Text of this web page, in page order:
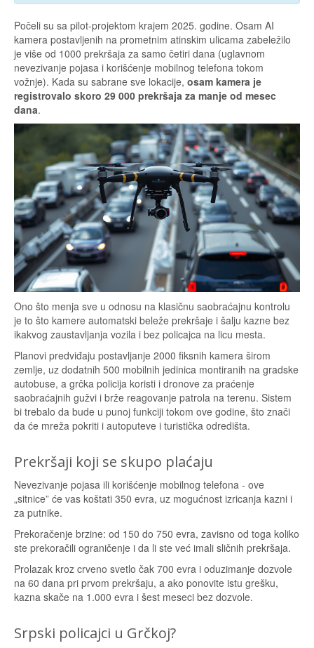
Počeli su sa pilot-projektom krajem 2025. godine. Osam AI
kamera postavljenih na prometnim atinskim ulicama zabeležilo
je više od 1000 prekršaja za samo četiri dana (uglavnom
nevezivanje pojasa i korišćenje mobilnog telefona tokom
vožnje). Kada su sabrane sve lokacije, osam kamera je
registrovalo skoro 29 000 prekršaja za manje od mesec
dana.
Ono što menja sve u odnosu na klasičnu saobraćajnu kontrolu
je to što kamere automatski beleže prekršaje i šalju kazne bez
ikakvog zaustavljanja vozila i bez policajca na licu mesta.
Planovi predviđaju postavljanje 2000 fiksnih kamera širom
zemlje, uz dodatnih 500 mobilnih jedinica montiranih na gradske
autobuse, a grčka policija koristi i dronove za praćenje
saobraćajnih gužvi i brže reagovanje patrola na terenu. Sistem
bi trebalo da bude u punoj funkciji tokom ove godine, što znači
da će mreža pokriti i autoputeve i turistička odredišta.
Prekršaji koji se skupo plaćaju
Nevezivanje pojasa ili korišćenje mobilnog telefona - ove
„sitnice” će vas koštati 350 evra, uz mogućnost izricanja kazni i
za putnike.
Prekoračenje brzine: od 150 do 750 evra, zavisno od toga koliko
ste prekoračili ograničenje i da li ste već imali sličnih prekršaja.
Prolazak kroz crveno svetlo čak 700 evra i oduzimanje dozvole
na 60 dana pri prvom prekršaju, a ako ponovite istu grešku,
kazna skače na 1.000 evra i šest meseci bez dozvole.
Srpski policajci u Grčkoj?